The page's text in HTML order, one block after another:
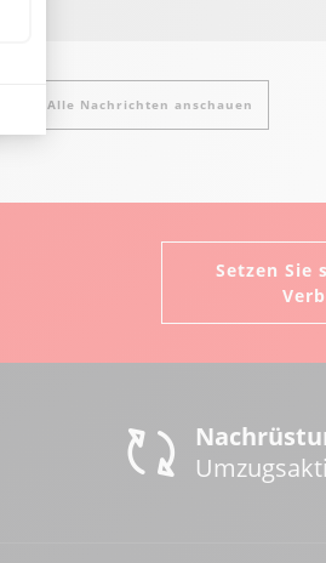
Alle Nachrichten anschauen
Setzen Sie